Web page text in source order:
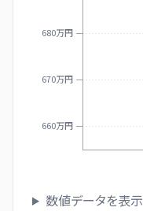
660万円
670万円
680万円
数値データを表示